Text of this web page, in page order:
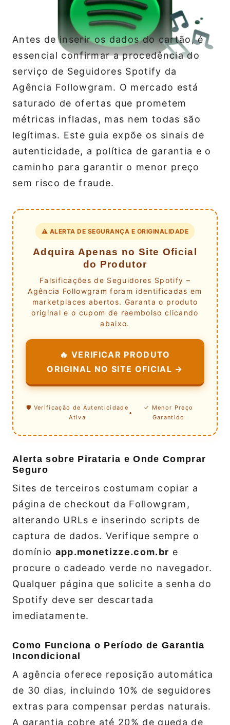
Antes de inserir os dados do cartão, é
essencial confirmar a procedência do
serviço de Seguidores Spotify da
Agência Followgram. O mercado está
saturado de ofertas que prometem
métricas infladas, mas nem todas são
legítimas. Este guia expõe os sinais de
autenticidade, a política de garantia e o
caminho para garantir o menor preço
sem risco de fraude.
⚠️ ALERTA DE SEGURANÇA E ORIGINALIDADE
Adquira Apenas no Site Oficial
do Produtor
Falsificações de Seguidores Spotify –
Agência Followgram foram identificadas em
marketplaces abertos. Garanta o produto
original e o cupom de reembolso clicando
abaixo.
🔥 VERIFICAR PRODUTO
ORIGINAL NO SITE OFICIAL →
🛡️ Verificação de Autenticidade
Ativa
•
✓ Menor Preço
Garantido
Alerta sobre Pirataria e Onde Comprar
Seguro
Sites de terceiros costumam copiar a
página de checkout da Followgram,
alterando URLs e inserindo scripts de
captura de dados. Verifique sempre o
domínio app.monetizze.com.br e
procure o cadeado verde no navegador.
Qualquer página que solicite a senha do
Spotify deve ser descartada
imediatamente.
Como Funciona o Período de Garantia
Incondicional
A agência oferece reposição automática
de 30 dias, incluindo 10% de seguidores
extras para compensar perdas naturais.
A garantia cobre até 20% de queda de